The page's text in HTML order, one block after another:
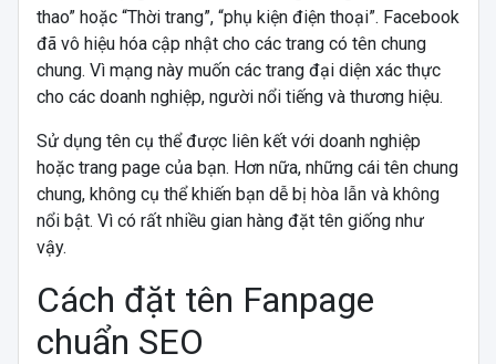
thao” hoặc “Thời trang”, “phụ kiện điện thoại”. Facebook
đã vô hiệu hóa cập nhật cho các trang có tên chung
chung. Vì mạng này muốn các trang đại diện xác thực
cho các doanh nghiệp, người nổi tiếng và thương hiệu.
Sử dụng tên cụ thể được liên kết với doanh nghiệp
hoặc trang page của bạn. Hơn nữa, những cái tên chung
chung, không cụ thể khiến bạn dễ bị hòa lẫn và không
nổi bật. Vì có rất nhiều gian hàng đặt tên giống như
vậy.
Cách đặt tên Fanpage
chuẩn SEO